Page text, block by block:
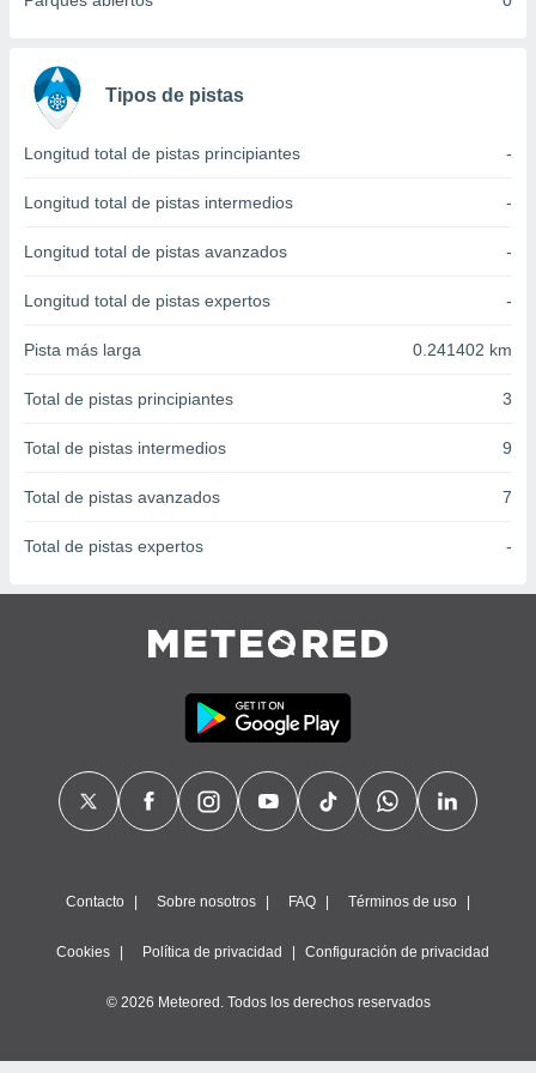
e
mediante
publicidad
1199
Tipos de pistas
Longitud total de pistas principiantes -
Longitud total de pistas intermedios -
Longitud total de pistas avanzados -
Longitud total de pistas expertos -
Pista más larga 0.241402 km
Total de pistas principiantes 3
Total de pistas intermedios 9
Total de pistas avanzados 7
Total de pistas expertos -
Contacto Sobre nosotros FAQ Términos de uso
Cookies Política de privacidad Configuración de privacidad
© 2026 Meteored. Todos los derechos reservados